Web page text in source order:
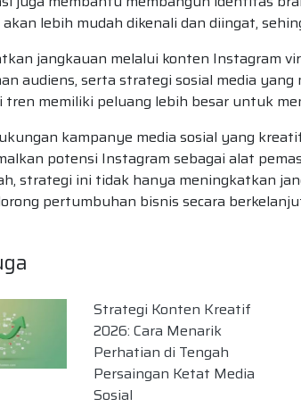
lebih mudah dikenali dan diingat,
jangkauan melalui konten Instagram
audiens, serta strategi sosial media
memiliki peluang lebih besar untuk
kampanye media sosial yang
potensi Instagram sebagai alat
strategi ini tidak hanya meningkatkan
pertumbuhan bisnis secara
Strategi Konten Kreatif
2026: Cara Menarik
Perhatian di Tengah
Persaingan Ketat Media
Sosial